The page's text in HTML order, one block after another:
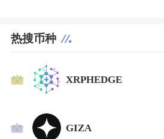
热搜币种
1 XRPHEDGE
2 GIZA